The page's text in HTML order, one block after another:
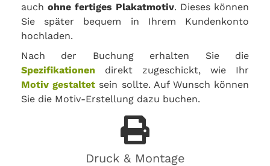
auch ohne fertiges Plakatmotiv. Dieses können
Sie später bequem in Ihrem Kundenkonto
hochladen.
Nach der Buchung erhalten Sie die
Spezifikationen direkt zugeschickt, wie Ihr
Motiv gestaltet sein sollte. Auf Wunsch können
Sie die Motiv-Erstellung dazu buchen.
Druck & Montage